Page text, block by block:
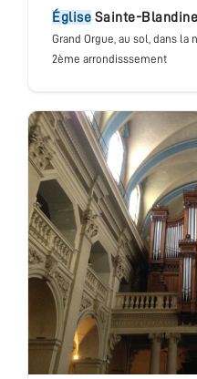
église Sainte-Blandine
Grand Orgue, au sol, dans la
2ème arrondisssement